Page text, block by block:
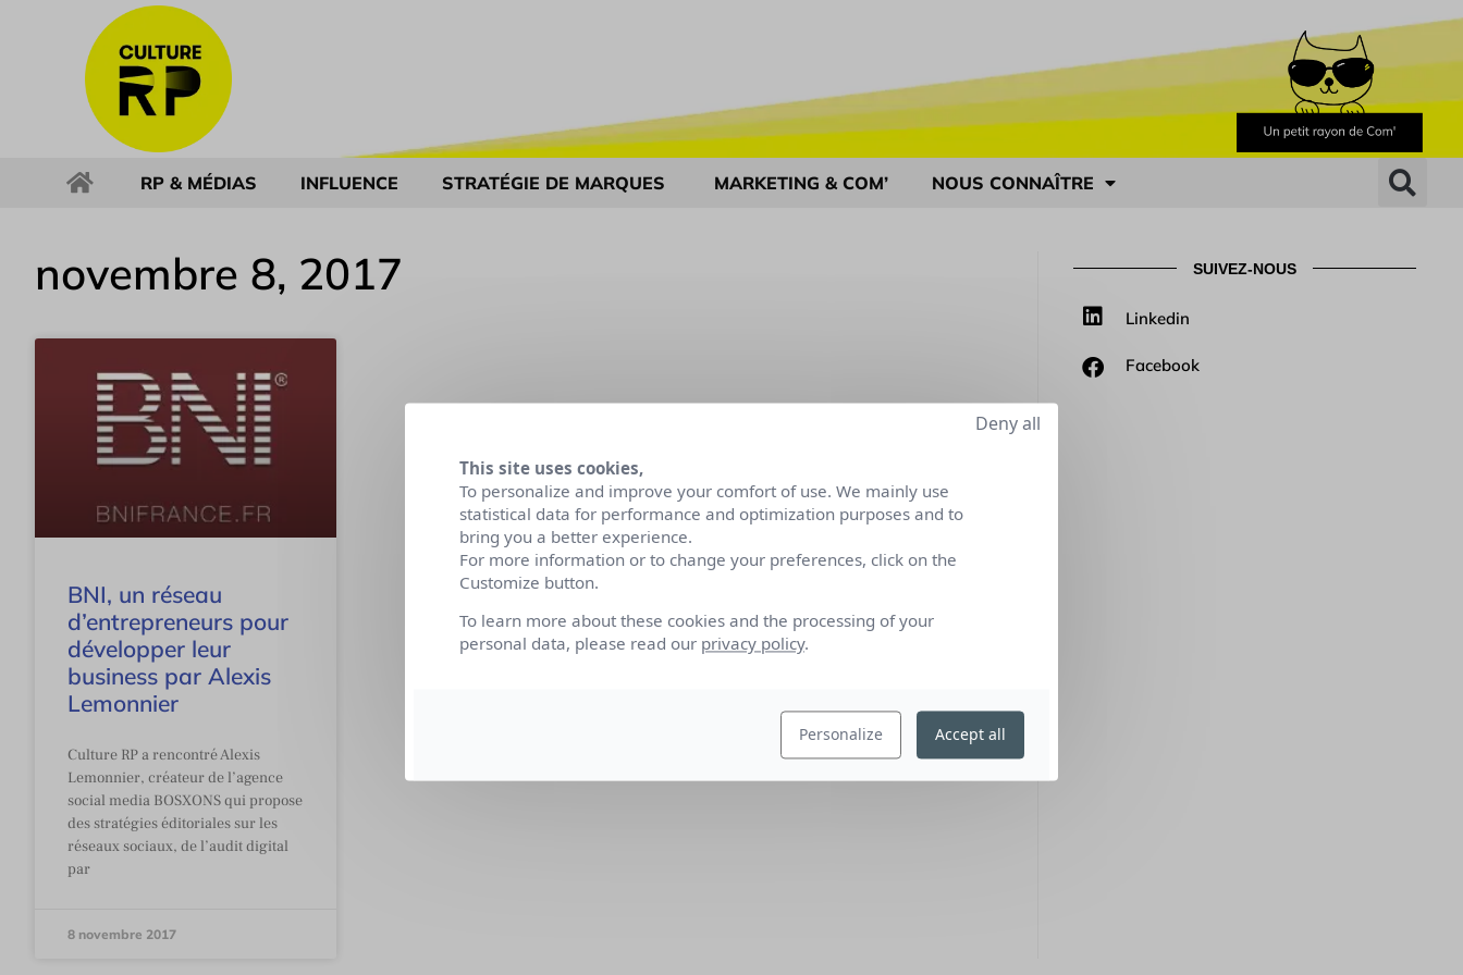
RP & MÉDIAS INFLUENCE STRATÉGIE DE MARQUES MARKETING & COM’ NOUS CONNAÎTRE
novembre 8, 2017
BNI, un réseau
d’entrepreneurs pour
développer leur
business par Alexis
Lemonnier
Culture RP a rencontré Alexis
Lemonnier, créateur de l’agence
social media BOSXONS qui propose
des stratégies éditoriales sur les
réseaux sociaux, de l’audit digital
par
8 novembre 2017
SUIVEZ-NOUS
Linkedin
Facebook
This site uses cookies,
To personalize and improve your comfort of use. We mainly use
statistical data for performance and optimization purposes and to
bring you a better experience.
For more information or to change your preferences, click on the
Customize button.
To learn more about these cookies and the processing of your
personal data, please read our privacy policy.
Personalize
Deny all
Accept all